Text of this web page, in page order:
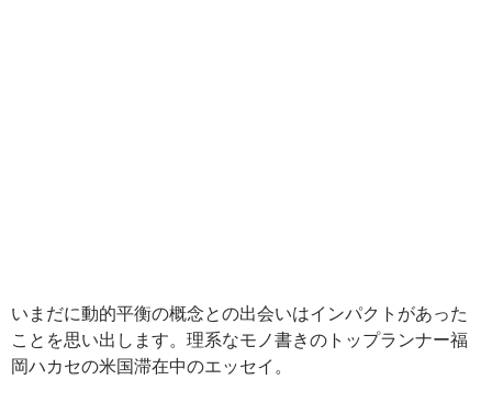
いまだに動的平衡の概念との出会いはインパクトがあった
ことを思い出します。理系なモノ書きのトップランナー福
岡ハカセの米国滞在中のエッセイ。